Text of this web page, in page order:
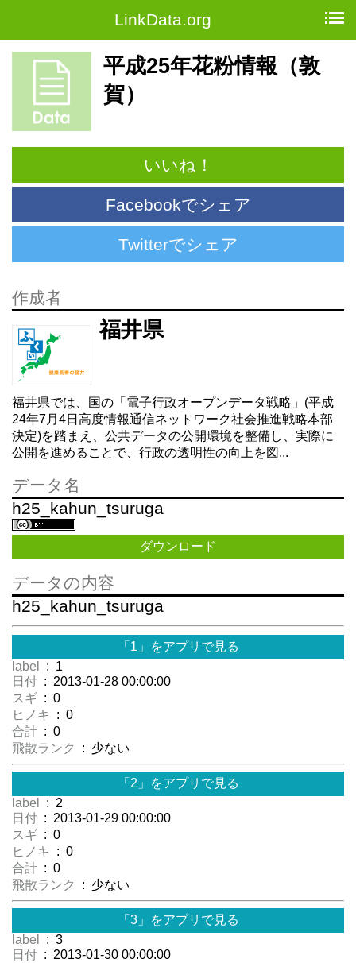
LinkData.org
平成25年花粉情報（敦
賀）
いいね！
Facebookでシェア
Twitterでシェア
作成者
福井県
福井県では、国の「電子行政オープンデータ戦略」(平成
24年7月4日高度情報通信ネットワーク社会推進戦略本部
決定)を踏まえ、公共データの公開環境を整備し、実際に
公開を進めることで、行政の透明性の向上を図...
データ名
h25_kahun_tsuruga
ダウンロード
データの内容
h25_kahun_tsuruga
「1」をアプリで見る
label
: 1
日付 : 2013-01-28 00:00:00
スギ : 0
ヒノキ
: 0
合計 : 0
飛散ランク
: 少ない
「2」をアプリで見る
label
: 2
日付 : 2013-01-29 00:00:00
スギ : 0
ヒノキ
: 0
合計 : 0
飛散ランク
: 少ない
「3」をアプリで見る
label
: 3
日付 : 2013-01-30 00:00:00